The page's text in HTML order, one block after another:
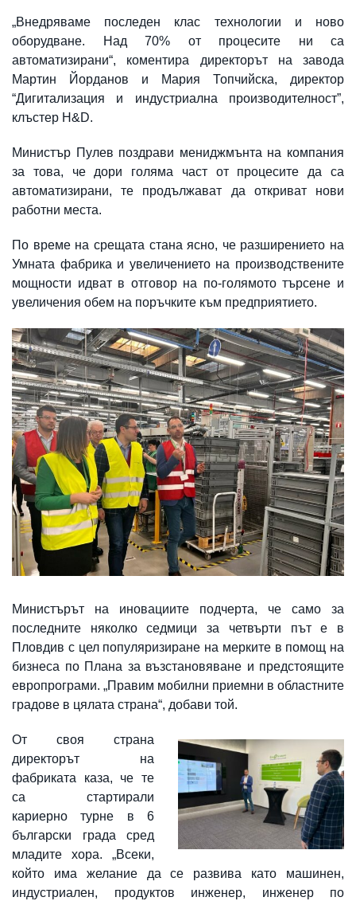
„Внедряваме последен клас технологии и ново
оборудване. Над 70% от процесите ни са
автоматизирани“, коментира директорът на завода
Мартин Йорданов и Мария Топчийска, директор
“Дигитализация и индустриална производителност”,
клъстер H&D.
Министър Пулев поздрави мениджмънта на компания
за това, че дори голяма част от процесите да са
автоматизирани, те продължават да откриват нови
работни места.
По време на срещата стана ясно, че разширението на
Умната фабрика и увеличението на производствените
мощности идват в отговор на по-голямото търсене и
увеличения обем на поръчките към предприятието.
Министърът на иновациите подчерта, че само за
последните няколко седмици за четвърти път е в
Пловдив с цел популяризиране на мерките в помощ на
бизнеса по Плана за възстановяване и предстоящите
европрограми. „Правим мобилни приемни в областните
градове в цялата страна“, добави той.
От своя страна
директорът на
фабриката каза, че те
са стартирали
кариерно турне в 6
български града сред
младите хора. „Всеки,
който има желание да се развива като машинен,
индустриален, продуктов инженер, инженер по